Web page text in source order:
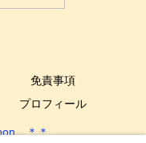
免責事項
プロフィール
＊＊